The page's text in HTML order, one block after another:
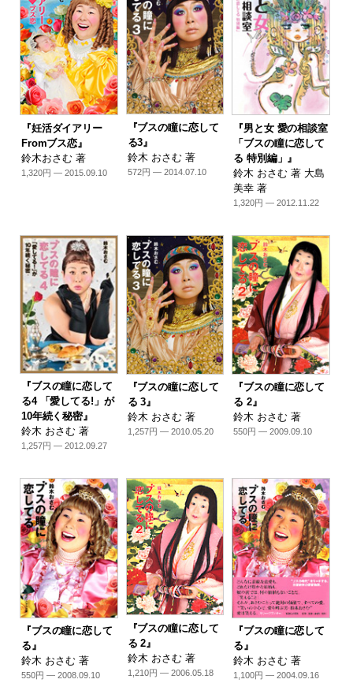
『妊活ダイアリー
Fromブス恋』
鈴木おさむ 著
1,320円 — 2015.09.10
『ブスの瞳に恋して
る3』
鈴木 おさむ 著
572円 — 2014.07.10
『男と女 愛の相談室
「ブスの瞳に恋して
る 特別編」』
鈴木 おさむ 著 大島
美幸 著
1,320円 — 2012.11.22
『ブスの瞳に恋して
る4 「愛してる!」が
10年続く秘密』
鈴木 おさむ 著
1,257円 — 2012.09.27
『ブスの瞳に恋して
る 3』
鈴木 おさむ 著
1,257円 — 2010.05.20
『ブスの瞳に恋して
る 2』
鈴木 おさむ 著
550円 — 2009.09.10
『ブスの瞳に恋して
る』
鈴木 おさむ 著
550円 — 2008.09.10
『ブスの瞳に恋して
る 2』
鈴木 おさむ 著
1,210円 — 2006.05.18
『ブスの瞳に恋して
る』
鈴木 おさむ 著
1,100円 — 2004.09.16